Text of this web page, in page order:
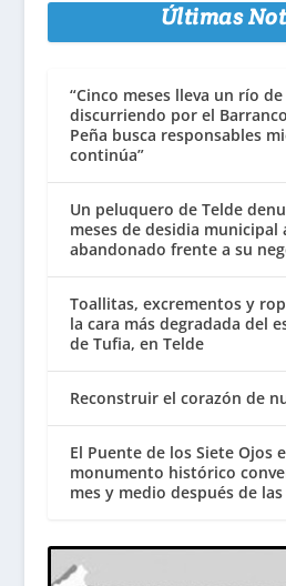
Últimas
“Cinco meses lleva un río
discurriendo por el
Peña busca responsables
continúa”
Un peluquero de Telde
meses de desidia municipal
abandonado frente a su
Toallitas, excrementos y
la cara más degradada del
de Tufia, en Telde
Reconstruir el corazón de
El Puente de los Siete Ojos
monumento histórico
mes y medio después de las